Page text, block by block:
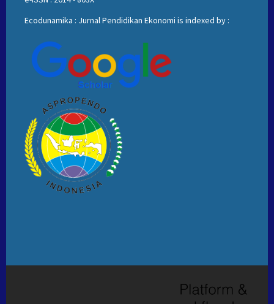
Ecodunamika : Jurnal Pendidikan Ekonomi is indexed by :